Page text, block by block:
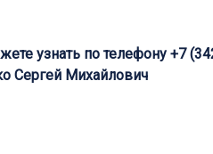
узнать по телефону +7
Сергей Михайлович